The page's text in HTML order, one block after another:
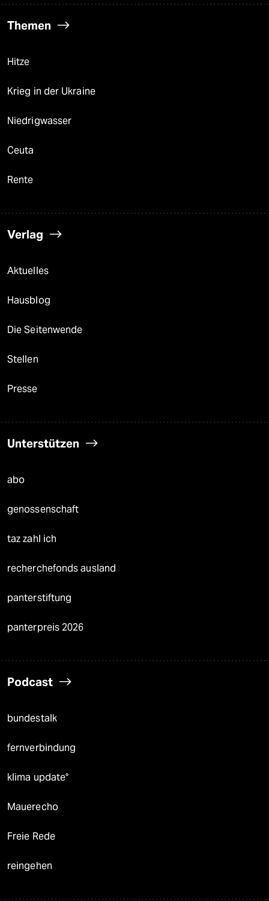
Themen
Hitze
Krieg in der Ukraine
Niedrigwasser
Ceuta
Rente
Verlag
Aktuelles
Hausblog
Die Seitenwende
Stellen
Presse
Unterstützen
abo
genossenschaft
taz zahl ich
recherchefonds ausland
panterstiftung
panterpreis 2026
Podcast
bundestalk
fernverbindung
klima update°
Mauerecho
Freie Rede
reingehen